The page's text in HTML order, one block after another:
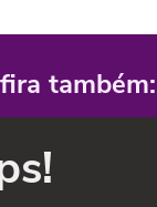
também: